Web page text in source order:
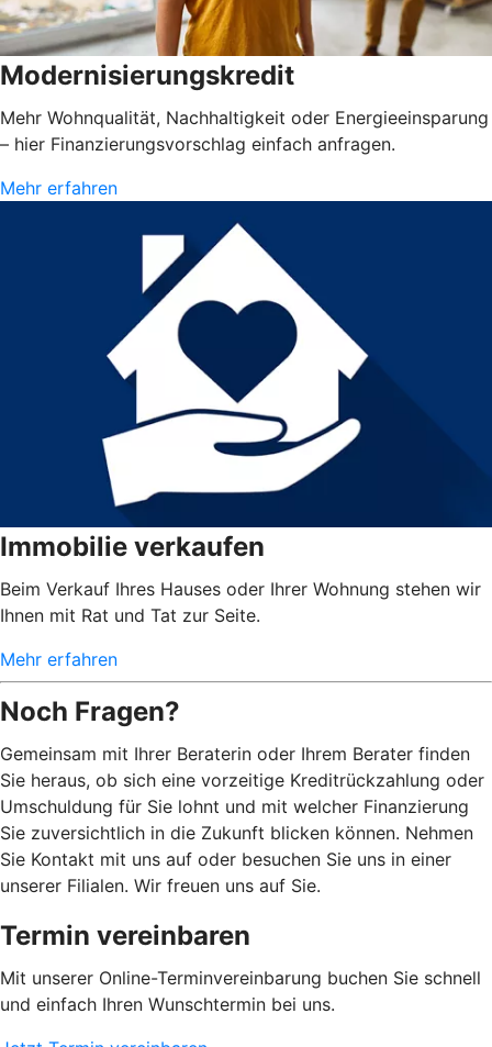
Modernisierungskredit
Mehr Wohnqualität, Nachhaltigkeit oder Energieeinsparung
– hier Finanzierungsvorschlag einfach anfragen.
Mehr erfahren
Immobilie verkaufen
Beim Verkauf Ihres Hauses oder Ihrer Wohnung stehen wir
Ihnen mit Rat und Tat zur Seite.
Mehr erfahren
Noch Fragen?
Gemeinsam mit Ihrer Beraterin oder Ihrem Berater finden
Sie heraus, ob sich eine vorzeitige Kreditrückzahlung oder
Umschuldung für Sie lohnt und mit welcher Finanzierung
Sie zuversichtlich in die Zukunft blicken können. Nehmen
Sie Kontakt mit uns auf oder besuchen Sie uns in einer
unserer Filialen. Wir freuen uns auf Sie.
Termin vereinbaren
Mit unserer Online-Terminvereinbarung buchen Sie schnell
und einfach Ihren Wunschtermin bei uns.